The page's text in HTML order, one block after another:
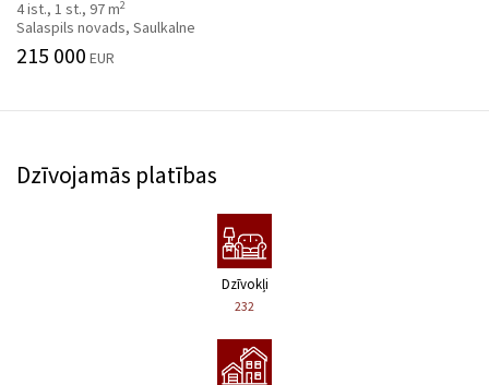
4 ist., 1 st., 97 m2
Salaspils novads, Saulkalne
215 000 EUR
Dzīvojamās platības
Dzīvokļi
232